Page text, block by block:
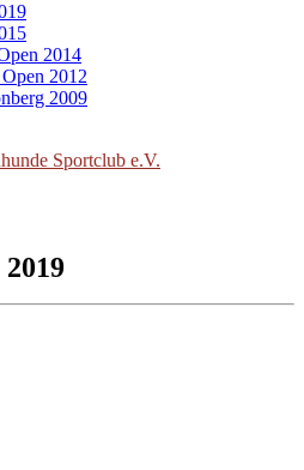
2014
2012
2009
Sportclub e.V.
2019